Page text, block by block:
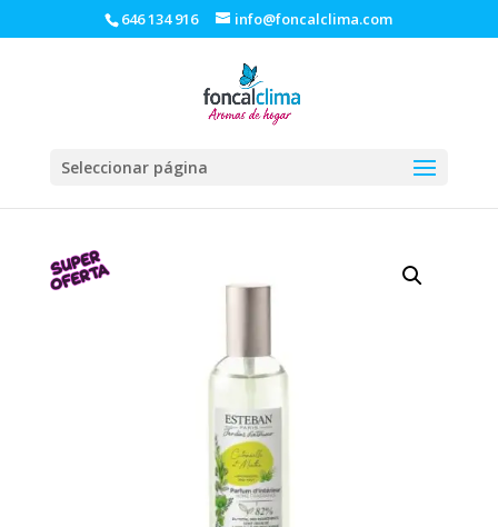
646 134 916 info@foncalclima.com
Seleccionar página